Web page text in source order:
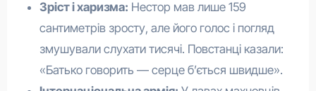
Зріст і харизма: Нестор мав лише 159
сантиметрів зросту, але його голос і погляд
змушували слухати тисячі. Повстанці казали:
«Батько говорить — серце б’ється швидше».